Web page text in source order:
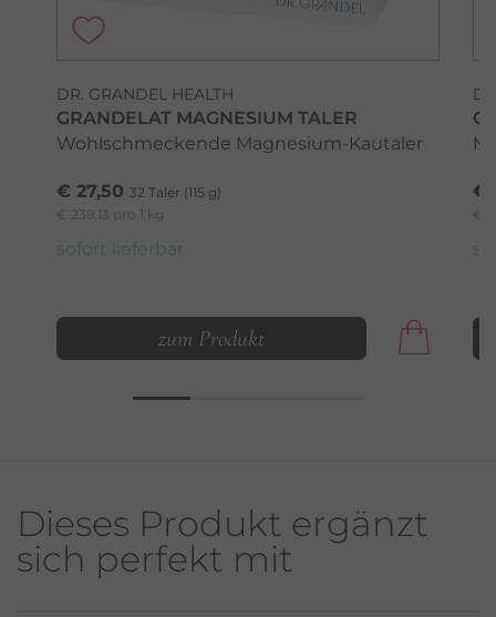
DR. GRANDEL HEALTH
GRANDELAT MAGNESIUM TALER
Wohlschmeckende Magnesium-Kautaler
€ 27,50 32 Taler (115 g)
€ 239,13 pro 1 kg
sofort lieferbar
zum Produkt
€
€
Dieses Produkt ergänzt
sich perfekt mit